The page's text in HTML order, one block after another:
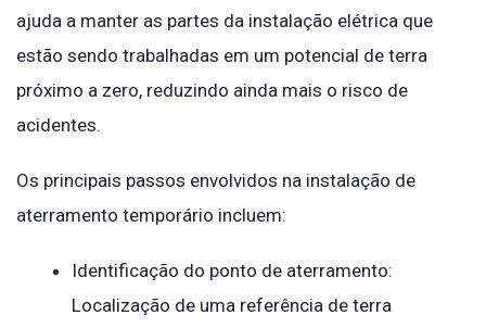
ajuda a manter as partes da instalação elétrica que
estão sendo trabalhadas em um potencial de terra
próximo a zero, reduzindo ainda mais o risco de
acidentes.
Os principais passos envolvidos na instalação de
aterramento temporário incluem:
Identificação do ponto de aterramento:
Localização de uma referência de terra